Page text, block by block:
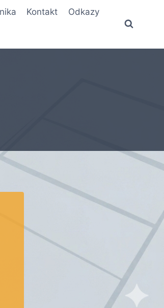
Kontakt Odkazy